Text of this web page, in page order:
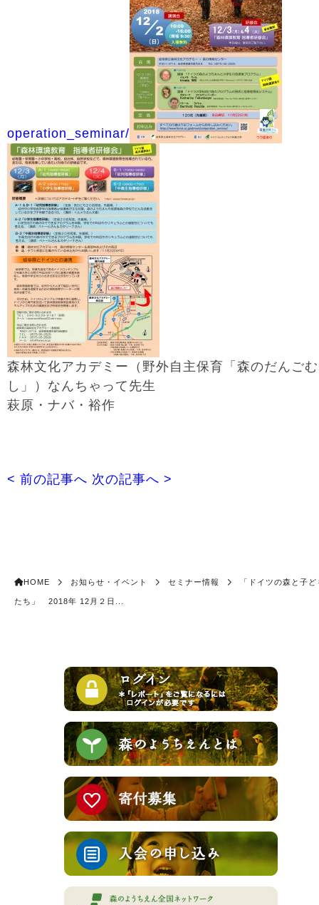
operation_seminar/
森林文化アカデミー（野外自主保育「森のだんごむ
し」）なんちゃって先生
萩原・ナバ・裕作
< 前の記事へ 次の記事へ >
HOME お知らせ・イベント セミナー情報 「ドイツの森と子ど
たち」 2018年 12月２日...